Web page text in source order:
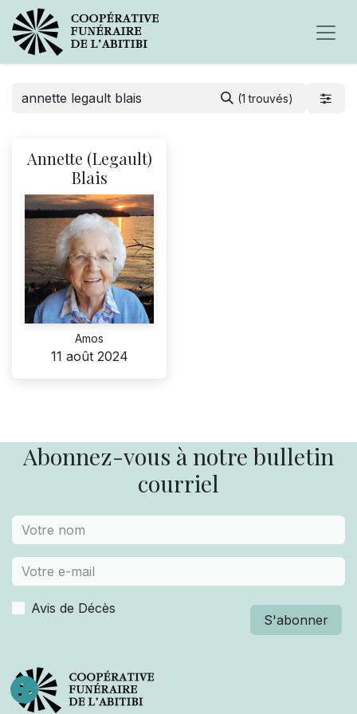
(1 trouvés)
Annette (Legault)
Blais
Amos
11 août 2024
Abonnez-vous à notre bulletin
courriel
Avis de Décès
S'abonner